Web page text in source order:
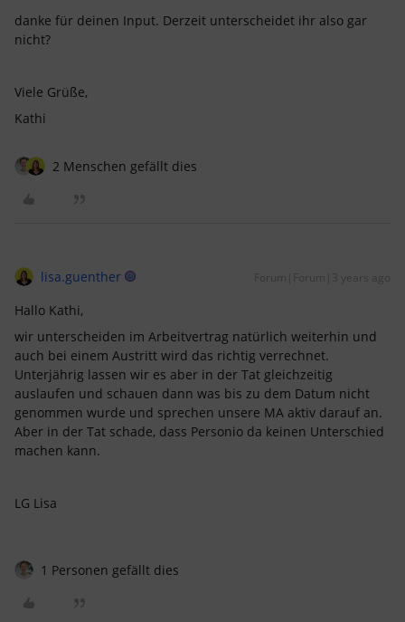
danke für deinen Input. Derzeit unterscheidet ihr also gar
nicht?
Viele Grüße,
Kathi
2 Menschen gefällt dies
lisa.guenther Forum|Forum|3 years ago
Hallo Kathi,
wir unterscheiden im Arbeitvertrag natürlich weiterhin und
auch bei einem Austritt wird das richtig verrechnet.
Unterjährig lassen wir es aber in der Tat gleichzeitig
auslaufen und schauen dann was bis zu dem Datum nicht
genommen wurde und sprechen unsere MA aktiv darauf an.
Aber in der Tat schade, dass Personio da keinen Unterschied
machen kann.
LG Lisa
1 Personen gefällt dies